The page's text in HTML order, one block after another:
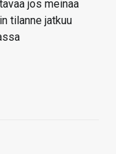
jos meinaa
tilanne jatkuu